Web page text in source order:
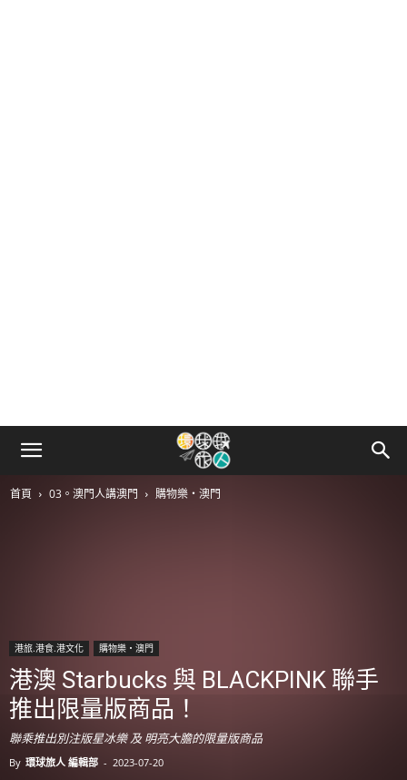
首頁 03。澳門人講澳門 購物樂‧澳門
港旅.港食.港文化 購物樂‧澳門
港澳 Starbucks 與 BLACKPINK 聯手
推出限量版商品！
聯乘推出別注版星冰樂 及 明亮大膽的限量版商品
By 環球旅人 編輯部 - 2023-07-20